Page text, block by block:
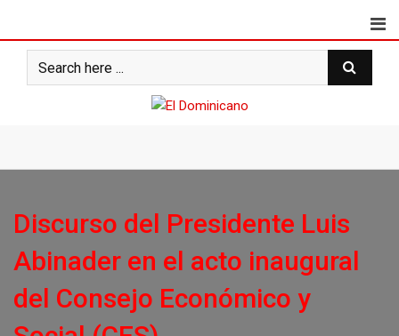
content
Discurso del Presidente Luis
Abinader en el acto inaugural
del Consejo Económico y